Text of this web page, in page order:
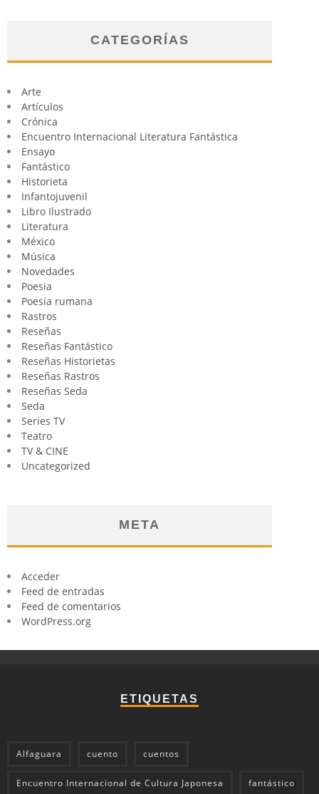
CATEGORÍAS
Arte
Artículos
Crónica
Encuentro Internacional Literatura Fantástica
Ensayo
Fantástico
Historieta
Infantojuvenil
Libro Ilustrado
Literatura
México
Música
Novedades
Poesia
Poesía rumana
Rastros
Reseñas
Reseñas Fantástico
Reseñas Historietas
Reseñas Rastros
Reseñas Seda
Seda
Series TV
Teatro
TV & CINE
Uncategorized
META
Acceder
Feed de entradas
Feed de comentarios
WordPress.org
ETIQUETAS
Alfaguara cuento cuentos
Encuentro Internacional de Cultura Japonesa fantástico